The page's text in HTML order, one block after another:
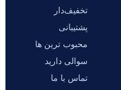
تخفیف‌دار
پشتیبانی
محبوب ترین ها
سوالی دارید
تماس با ما